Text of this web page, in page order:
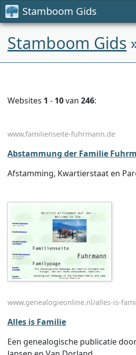
Stamboom Gids
Stamboom Gids
Websites 1 - 10van 246:
www.familienseite-fuhrmann.de
Abstammung der Familie
Afstamming, Kwartierstaat en
www.genealogieonline.nl/alles-is-
Alles is Familie
Een genealogische publicatie